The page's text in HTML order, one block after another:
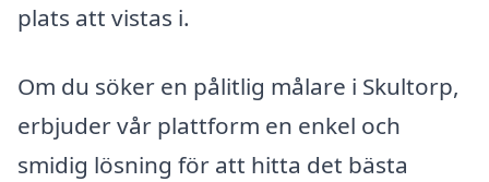
plats att vistas i.
Om du söker en pålitlig målare i Skultorp,
erbjuder vår plattform en enkel och
smidig lösning för att hitta det bästa